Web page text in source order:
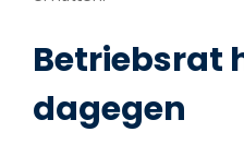
Betriebsrat
dagegen